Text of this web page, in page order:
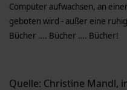
Computer aufwachsen, an
geboten wird - außer eine
Bücher …. Bücher …. Bücher!
Quelle: Christine Mandl,